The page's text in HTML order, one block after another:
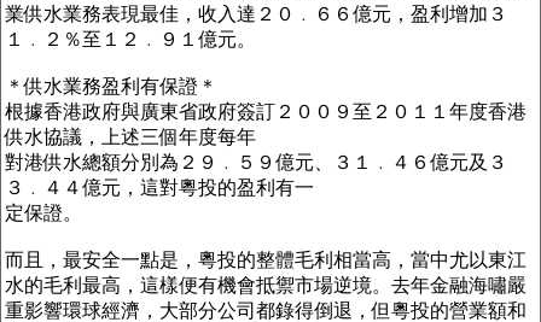
業供水業務表現最佳，收入達２０﹒６６億元，盈利增加３
１﹒２％至１２﹒９１億元。
＊供水業務盈利有保證＊
根據香港政府與廣東省政府簽訂２００９至２０１１年度香港
供水協議，上述三個年度每年
對港供水總額分別為２９﹒５９億元、３１﹒４６億元及３
３﹒４４億元，這對粵投的盈利有一
定保證。
而且，最安全一點是，粵投的整體毛利相當高，當中尤以東江
水的毛利最高，這樣便有機會抵禦市場逆境。去年金融海嘯嚴
重影響環球經濟，大部分公司都錄得倒退，但粵投的營業額和